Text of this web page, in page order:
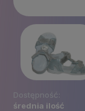
Dostępność:
średnia ilość